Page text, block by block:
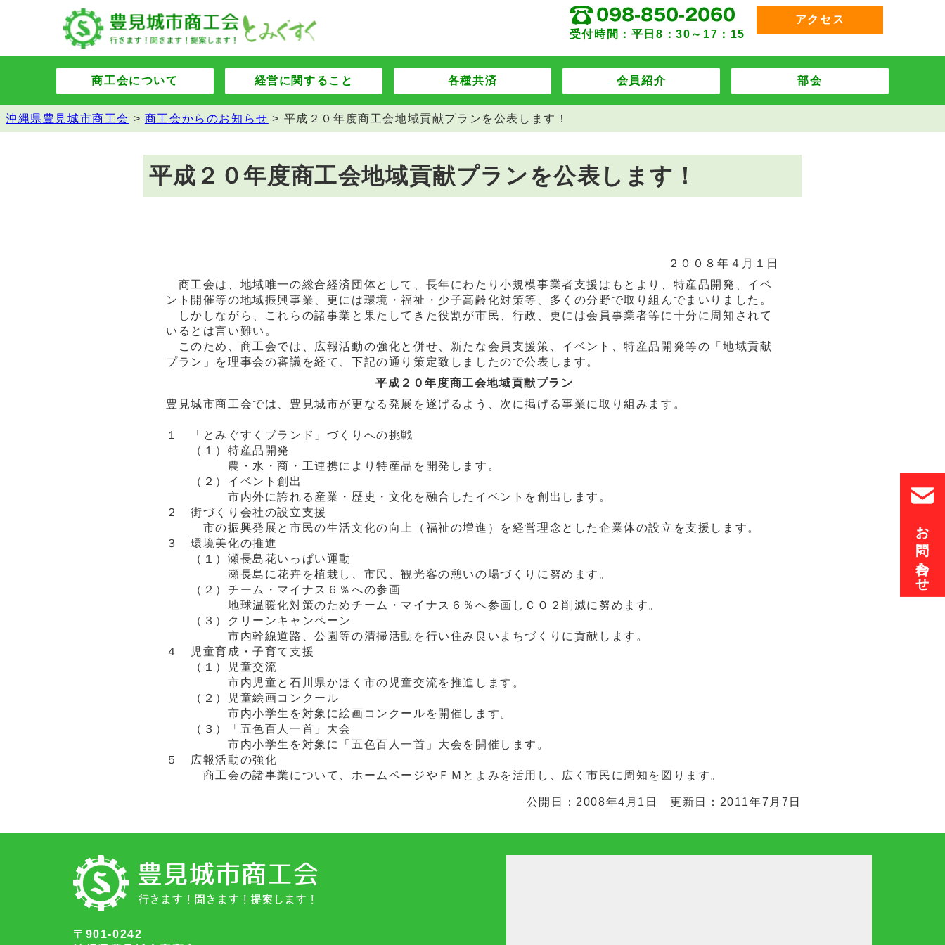
受付時間：平日8：30～17：15
アクセス
商工会について 経営に関すること 各種共済 会員紹介 部会
沖縄県豊見城市商工会 > 商工会からのお知らせ > 平成２０年度商工会地域貢献プランを公表します！
平成２０年度商工会地域貢献プランを公表します！
２００８年４月１日
商工会は、地域唯一の総合経済団体として、長年にわたり小規模事業者支援はもとより、特産品開発、イベ
ント開催等の地域振興事業、更には環境・福祉・少子高齢化対策等、多くの分野で取り組んでまいりました。
しかしながら、これらの諸事業と果たしてきた役割が市民、行政、更には会員事業者等に十分に周知されて
いるとは言い難い。
このため、商工会では、広報活動の強化と併せ、新たな会員支援策、イベント、特産品開発等の「地域貢献
プラン」を理事会の審議を経て、下記の通り策定致しましたので公表します。
平成２０年度商工会地域貢献プラン
豊見城市商工会では、豊見城市が更なる発展を遂げるよう、次に掲げる事業に取り組みます。
１ 「とみぐすくブランド」づくりへの挑戦
（１）特産品開発
農・水・商・工連携により特産品を開発します。
（２）イベント創出
市内外に誇れる産業・歴史・文化を融合したイベントを創出します。
２ 街づくり会社の設立支援
市の振興発展と市民の生活文化の向上（福祉の増進）を経営理念とした企業体の設立を支援します。
３ 環境美化の推進
（１）瀬長島花いっぱい運動
瀬長島に花卉を植栽し、市民、観光客の憩いの場づくりに努めます。
（２）チーム・マイナス６％への参画
地球温暖化対策のためチーム・マイナス６％へ参画しＣＯ２削減に努めます。
（３）クリーンキャンペーン
市内幹線道路、公園等の清掃活動を行い住み良いまちづくりに貢献します。
４ 児童育成・子育て支援
（１）児童交流
市内児童と石川県かほく市の児童交流を推進します。
（２）児童絵画コンクール
市内小学生を対象に絵画コンクールを開催します。
（３）「五色百人一首」大会
市内小学生を対象に「五色百人一首」大会を開催します。
５ 広報活動の強化
商工会の諸事業について、ホームページやＦＭとよみを活用し、広く市民に周知を図ります。
公開日：2008年4月1日 更新日：2011年7月7日
お問い合わせ
〒901-0242